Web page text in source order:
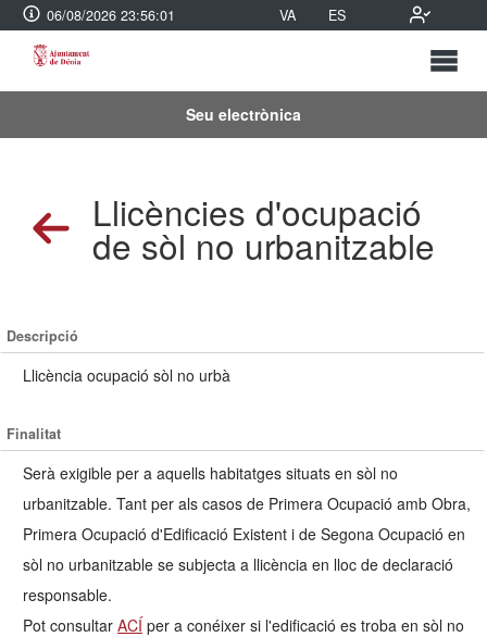
06/08/2026 23:56:01 VA ES
Seu electrònica
Llicències d'ocupació
de sòl no urbanitzable
Descripció
Llicència ocupació sòl no urbà
Finalitat
Serà exigible per a aquells habitatges situats en sòl no
urbanitzable. Tant per als casos de Primera Ocupació amb Obra,
Primera Ocupació d'Edificació Existent i de Segona Ocupació en
sòl no urbanitzable se subjecta a llicència en lloc de declaració
responsable.
Pot consultar ACÍper a conéixer si l'edificació es troba en sòl no